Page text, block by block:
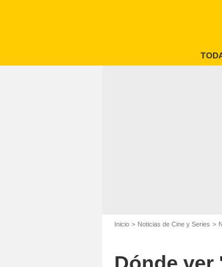
Inicio Noticias de Cine y Series